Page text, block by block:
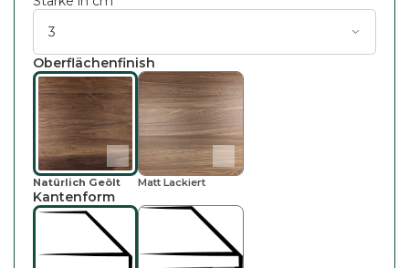
Oberflächenfinish
Natürlich Geölt Matt Lackiert
Kantenform